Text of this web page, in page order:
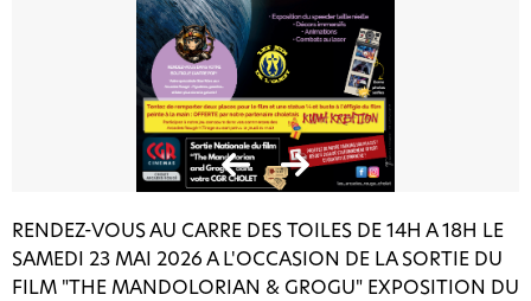
RENDEZ-VOUS AU CARRE DES TOILES DE 14H A 18H LE
SAMEDI 23 MAI 2026 A L'OCCASION DE LA SORTIE DU
FILM "THE MANDOLORIAN & GROGU" EXPOSITION DU